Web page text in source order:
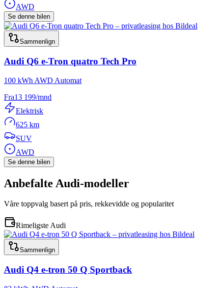
AWD
Se denne bilen
Sammenlign
Audi Q6 e-Tron quatro Tech Pro
100 kWh AWD Automat
Fra13 199/mnd
Elektrisk
625 km
SUV
AWD
Se denne bilen
Anbefalte Audi-modeller
Våre toppvalg basert på pris, rekkevidde og popularitet
Rimeligste Audi
Sammenlign
Audi Q4 e-tron 50 Q Sportback